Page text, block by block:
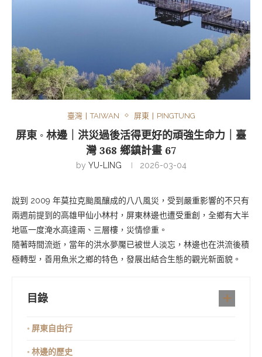
臺灣丨TAIWAN 屏東丨PINGTUNG
屏東 ◦ 林邊｜洪災過後活得更好的頑強生命力｜臺
灣 368 鄉鎮計畫 67
by YU-LING 2026-03-04
說到 2009 年莫拉克颱風釀成的八八風災，受到嚴重影響的不只有
兩週前提到的高雄甲仙小林村，屏東林邊也遭受重創，全鄉有大半
地區一度淹水高達兩、三層樓，災情慘重。
隨著時間流逝，當年的洪水夢魘已被世人淡忘，林邊也在洪流後積
極轉型，善用魚米之鄉的特色，發展出結合生態的觀光新面貌。
目錄
◦ 屏東自由行
◦ 林邊的歷史